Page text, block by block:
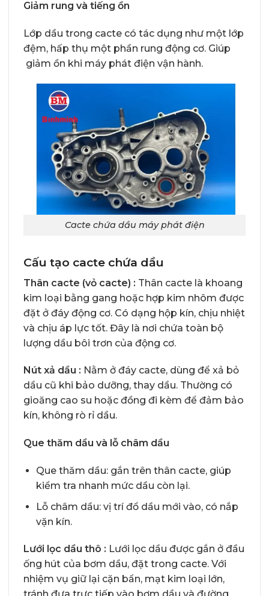
Giảm rung và tiếng ồn
Lớp dầu trong cacte có tác dụng như một lớp
đệm, hấp thụ một phần rung động cơ. Giúp
giảm ồn khi máy phát điện vận hành.
Cacte chứa dầu máy phát điện
Cấu tạo cacte chứa dầu
Thân cacte (vỏ cacte) : Thân cacte là khoang
kim loại bằng gang hoặc hợp kim nhôm được
đặt ở đáy động cơ. Có dạng hộp kín, chịu nhiệt
và chịu áp lực tốt. Đây là nơi chứa toàn bộ
lượng dầu bôi trơn của động cơ.
Nút xả dầu : Nằm ở đáy cacte, dùng để xả bỏ
dầu cũ khi bảo dưỡng, thay dầu. Thường có
gioăng cao su hoặc đồng đi kèm để đảm bảo
kín, không rò rỉ dầu.
Que thăm dầu và lỗ châm dầu
Que thăm dầu: gắn trên thân cacte, giúp
kiểm tra nhanh mức dầu còn lại.
Lỗ châm dầu: vị trí đổ dầu mới vào, có nắp
vặn kín.
Lưới lọc dầu thô : Lưới lọc dầu được gắn ở đầu
ống hút của bơm dầu, đặt trong cacte. Với
nhiệm vụ giữ lại cặn bẩn, mạt kim loại lớn,